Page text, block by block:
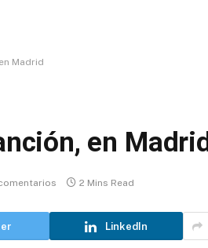
Madrid
en Madrid
2 Mins Read
LinkedIn